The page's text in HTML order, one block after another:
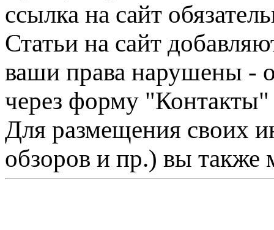
ссылка на сайт
Статьи на сайт
ваши права нарушены -
через форму "Контакты"
Для размещения своих
обзоров и пр.) вы также